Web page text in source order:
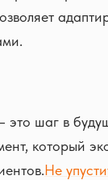
шаг в
который
Не